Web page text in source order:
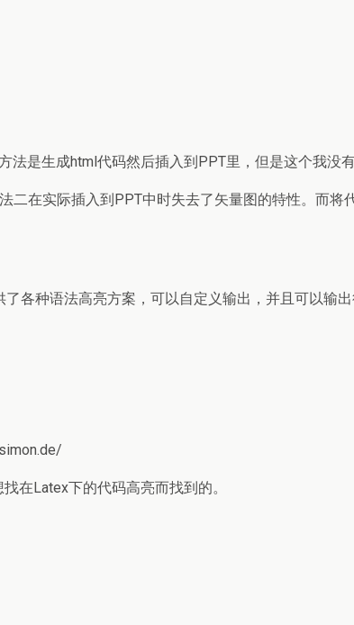
是生成html代码然后插入到PPT里，但是这个我没有
在实际插入到PPT中时失去了矢量图的特性。而将
各种语法高亮方案，可以自定义输出，并且可以输出
在Latex下的代码高亮而找到的。